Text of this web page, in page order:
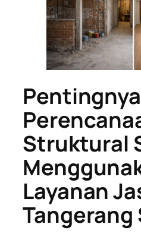
Pentingnya
Struktural
Layanan
Tangerang